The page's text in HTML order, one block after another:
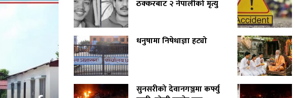
ठक्करबाट २ नेपालीको मृत्यु
धनुषामा निषेधाज्ञा हट्यो
सुनसरीको देवानगञ्जमा कर्फ्यु